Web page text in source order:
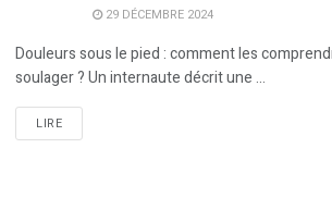
29 DÉCEMBRE 2024
Douleurs sous le pied : comment les
soulager ? Un internaute décrit une ...
LIRE